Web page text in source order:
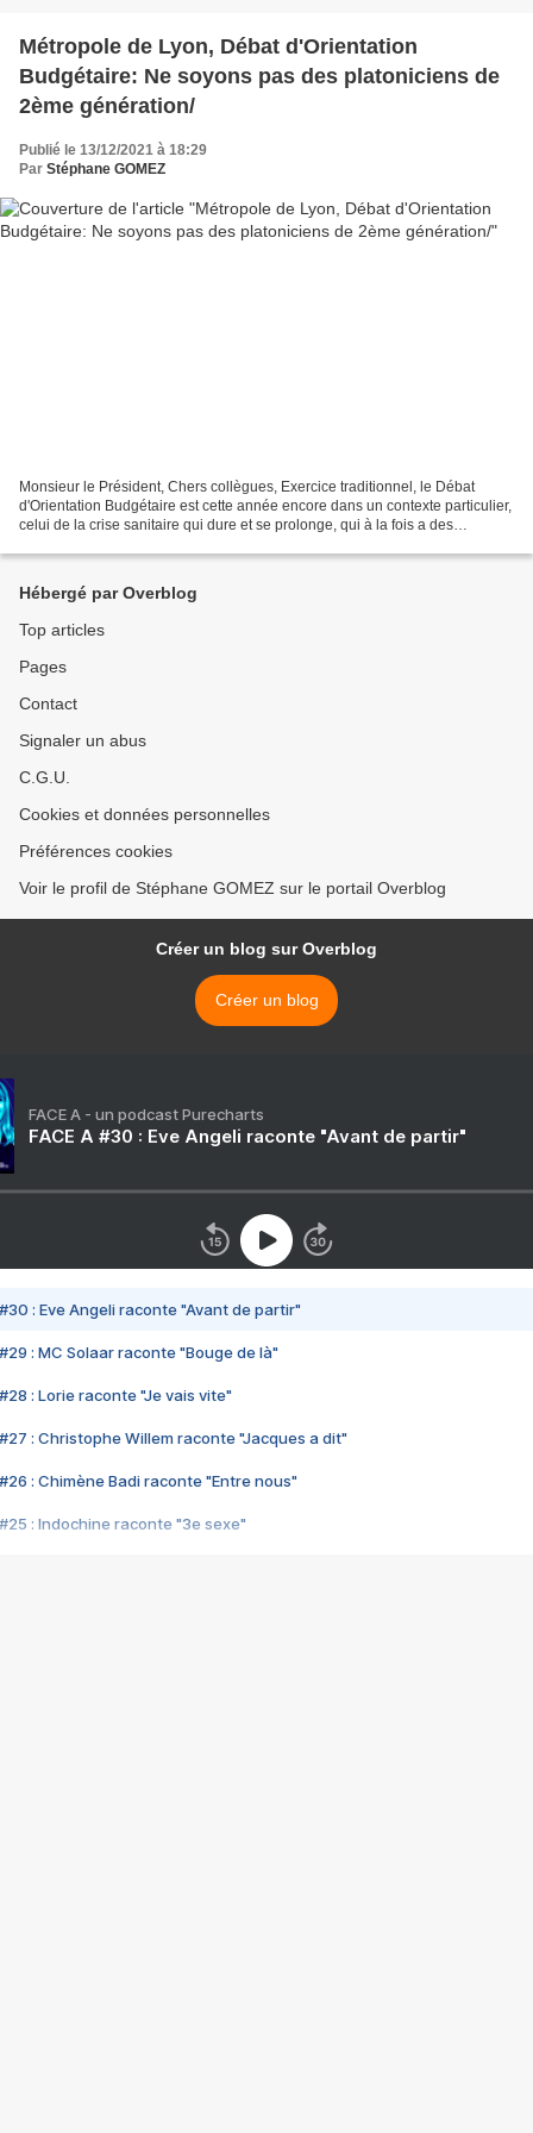
Métropole de Lyon, Débat d'Orientation
Budgétaire: Ne soyons pas des platoniciens de
2ème génération/
Publié le 13/12/2021 à 18:29
Par Stéphane GOMEZ
Monsieur le Président, Chers collègues, Exercice traditionnel, le Débat
d'Orientation Budgétaire est cette année encore dans un contexte particulier,
celui de la crise sanitaire qui dure et se prolonge, qui à la fois a des
Hébergé par Overblog
Top articles
Pages
Contact
Signaler un abus
C.G.U.
Cookies et données personnelles
Préférences cookies
Voir le profil de Stéphane GOMEZ sur le portail Overblog
Créer un blog sur Overblog
Créer un blog
FACE A - un podcast Purecharts
FACE A #30 : Eve Angeli raconte "Avant de partir"
#30 : Eve Angeli raconte "Avant de partir"
#29 : MC Solaar raconte "Bouge de là"
#28 : Lorie raconte "Je vais vite"
#27 : Christophe Willem raconte "Jacques a dit"
#26 : Chimène Badi raconte "Entre nous"
#25 : Indochine raconte "3e sexe"